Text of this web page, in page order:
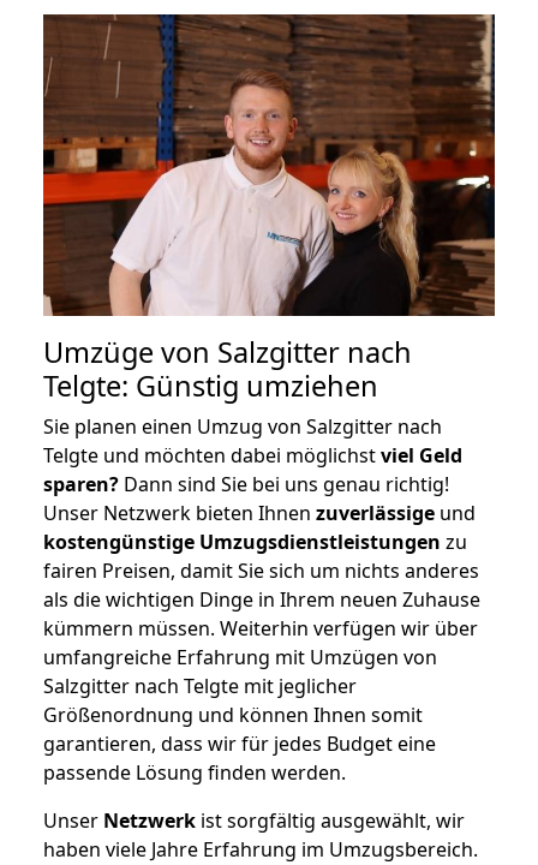
Umzüge von Salzgitter nach
Telgte: Günstig umziehen
Sie planen einen Umzug von Salzgitter nach
Telgte und möchten dabei möglichstviel Geld
sparen? Dann sind Sie bei uns genau richtig!
Unser Netzwerk bieten Ihnen zuverlässige und
kostengünstige Umzugsdienstleistungen zu
fairen Preisen, damit Sie sich um nichts anderes
als die wichtigen Dinge in Ihrem neuen Zuhause
kümmern müssen. Weiterhin verfügen wir über
umfangreiche Erfahrung mit Umzügen von
Salzgitter nach Telgte mit jeglicher
Größenordnung und können Ihnen somit
garantieren, dass wir für jedes Budget eine
passende Lösung finden werden.
Unser Netzwerk ist sorgfältig ausgewählt, wir
haben viele Jahre Erfahrung im Umzugsbereich.